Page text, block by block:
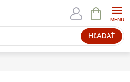
HĽADAŤ
KOŠÍK